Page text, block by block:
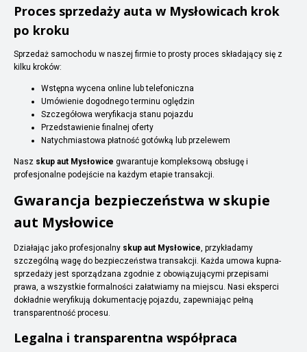
Proces sprzedaży auta w Mysłowicach krok
po kroku
Sprzedaż samochodu w naszej firmie to prosty proces składający się z
kilku kroków:
Wstępna wycena online lub telefoniczna
Umówienie dogodnego terminu oględzin
Szczegółowa weryfikacja stanu pojazdu
Przedstawienie finalnej oferty
Natychmiastowa płatność gotówką lub przelewem
Nasz skup aut Mysłowice gwarantuje kompleksową obsługę i
profesjonalne podejście na każdym etapie transakcji.
Gwarancja bezpieczeństwa w skupie
aut Mysłowice
Działając jako profesjonalny skup aut Mysłowice, przykładamy
szczególną wagę do bezpieczeństwa transakcji. Każda umowa kupna-
sprzedaży jest sporządzana zgodnie z obowiązującymi przepisami
prawa, a wszystkie formalności załatwiamy na miejscu. Nasi eksperci
dokładnie weryfikują dokumentację pojazdu, zapewniając pełną
transparentność procesu.
Legalna i transparentna współpraca